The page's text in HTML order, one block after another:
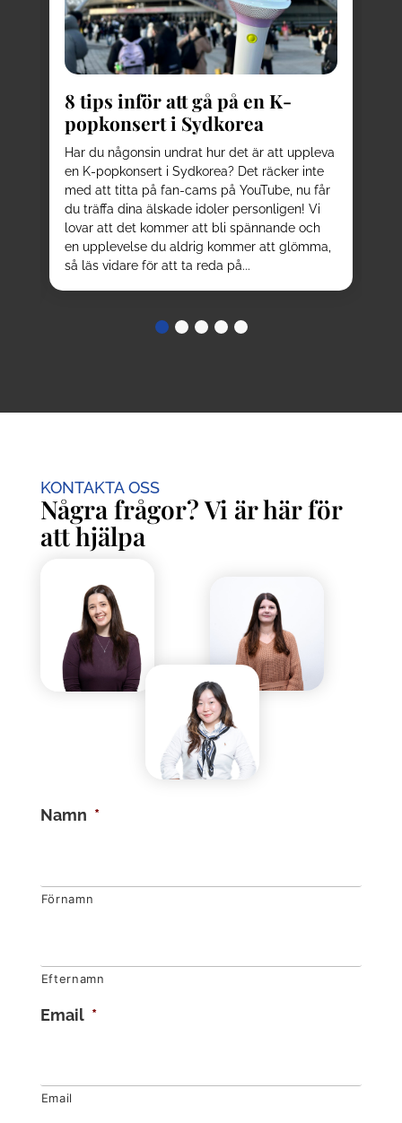
8 tips inför att gå på en K-
popkonsert i Sydkorea
Har du någonsin undrat hur det är att uppleva
en K-popkonsert i Sydkorea? Det räcker inte
med att titta på fan-cams på YouTube, nu får
du träffa dina älskade idoler personligen! Vi
lovar att det kommer att bli spännande och
en upplevelse du aldrig kommer att glömma,
så läs vidare för att ta reda på...
KONTAKTA OSS
Några frågor? Vi är här för
att hjälpa
Namn *
Förnamn
Efternamn
Email *
Email